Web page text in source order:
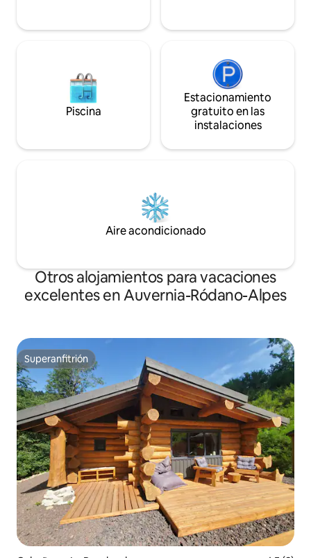
Piscina
Estacionamiento
gratuito en las
instalaciones
Aire acondicionado
Otros alojamientos para vacaciones
excelentes en Auvernia-Ródano-Alpes
Superanfitrión
Superanfitrión